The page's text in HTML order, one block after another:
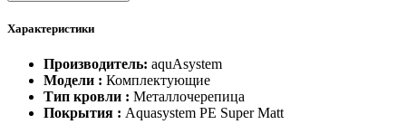
Характеристики
Производитель: aquAsystem
Модели : Комплектующие
Тип кровли : Металлочерепица
Покрытия : Aquasystem PE Super Matt